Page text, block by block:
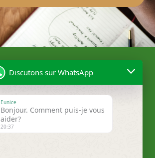
Discutons sur WhatsApp
Eunice
Bonjour. Comment puis-je vous
aider?
20:37